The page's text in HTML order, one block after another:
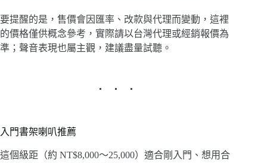
要提醒的是，售價會因匯率、改款與代理而變動，這裡
的價格僅供概念參考，實際請以台灣代理或經銷報價為
準；聲音表現也屬主觀，建議盡量試聽。
入門書架喇叭推薦
這個級距（約 NT$8,000～25,000）適合剛入門、想用合